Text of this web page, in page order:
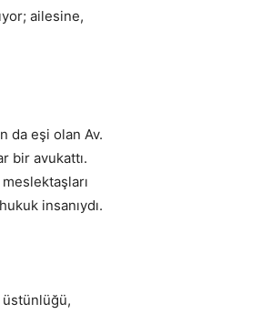
ailesine,
da eşi olan Av.
bir avukattı.
insanıydı.
üstünlüğü,